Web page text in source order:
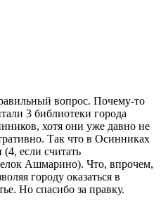
вопрос. Почему-то
3 библиотеки города
хотя они уже давно не
Так что в Осинниках
(4, если считать
Ашмарино). Что, впрочем,
городу оказаться в
Но спасибо за правку.